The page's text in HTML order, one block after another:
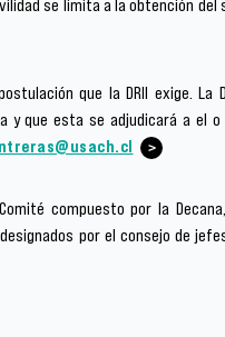
se limita a la obtención del
que la DRII exige. La
y que esta se adjudicará a el
compuesto por la
por el consejo de